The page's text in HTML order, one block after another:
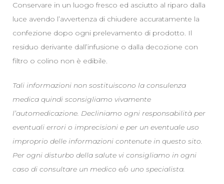
Conservare in un luogo fresco ed asciutto al riparo dalla
luce avendo l’avvertenza di chiudere accuratamente la
confezione dopo ogni prelevamento di prodotto. Il
residuo derivante dall’infusione o dalla decozione con
filtro o colino non è edibile.
Tali informazioni non sostituiscono la consulenza
medica quindi sconsigliamo vivamente
l’automedicazione. Decliniamo ogni responsabilità per
eventuali errori o imprecisioni e per un eventuale uso
improprio delle informazioni contenute in questo sito.
Per ogni disturbo della salute vi consigliamo in ogni
caso di consultare un medico e/o uno specialista.